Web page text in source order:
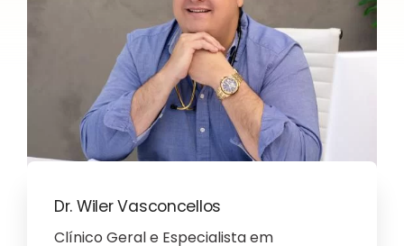
Dr. Wiler Vasconcellos
Clínico Geral e Especialista em